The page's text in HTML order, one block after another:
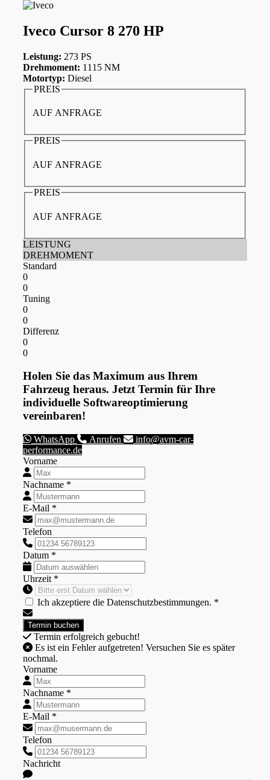
Iveco Cursor 8 270 HP
Leistung: 273 PS
Drehmoment: 1115 NM
Motortyp: Diesel
PREIS
AUF ANFRAGE
PREIS
AUF ANFRAGE
PREIS
AUF ANFRAGE
LEISTUNG
DREHMOMENT
Standard
0
0
Tuning
0
0
Differenz
0
0
Holen Sie das Maximum aus Ihrem
Fahrzeug heraus. Jetzt Termin für Ihre
individuelle Softwareoptimierung
vereinbaren!
WhatsApp Anrufen
info@avm-car-
performance.de
Vorname
Nachname *
E-Mail *
Telefon
Datum *
Uhrzeit *
Ich akzeptiere die Datenschutzbestimmungen. *
Termin erfolgreich gebucht!
nochmal.
Vorname
Nachname *
E-Mail *
Telefon
Nachricht